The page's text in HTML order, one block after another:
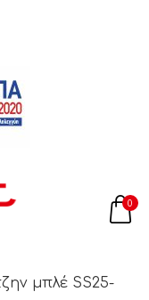
0
μπλέ SS25-